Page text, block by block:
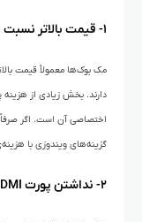
۱- قیمت بالاتر نسبت به لپ‌تاپ‌های ویندوزی مشابه
مک بوک‌ها معمولاً قیمت
دارند. بخش زیادی از هزینه
اختصاصی آن است. اگر
گزینه‌های ویندوزی با
۲- نداشتن پورت HDMI یا LAN داخلی